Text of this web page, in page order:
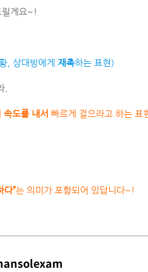
릴게요~!
, 상대방에게 재촉하는 표현)
.
속도를 내서 빠르게 걸으라고 하는 표
다”는 의미가 포함되어 있답니다~!